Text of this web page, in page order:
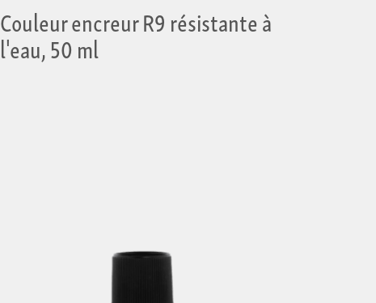
Couleur encreur R9 résistante à
l'eau, 50 ml